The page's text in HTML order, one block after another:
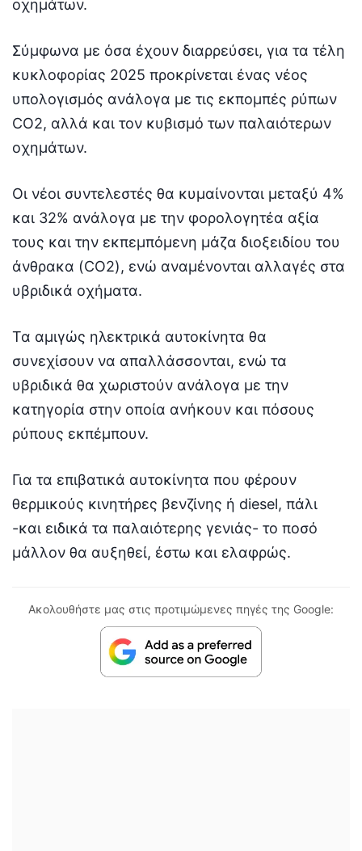
οχημάτων.
Σύμφωνα με όσα έχουν διαρρεύσει, για τα τέλη
κυκλοφορίας 2025 προκρίνεται ένας νέος
υπολογισμός ανάλογα με τις εκπομπές ρύπων
CO2, αλλά και τον κυβισμό των παλαιότερων
οχημάτων.
Οι νέοι συντελεστές θα κυμαίνονται μεταξύ 4%
και 32% ανάλογα με την φορολογητέα αξία
τους και την εκπεμπόμενη μάζα διοξειδίου του
άνθρακα (CO2), ενώ αναμένονται αλλαγές στα
υβριδικά οχήματα.
Τα αμιγώς ηλεκτρικά αυτοκίνητα θα
συνεχίσουν να απαλλάσσονται, ενώ τα
υβριδικά θα χωριστούν ανάλογα με την
κατηγορία στην οποία ανήκουν και πόσους
ρύπους εκπέμπουν.
Για τα επιβατικά αυτοκίνητα που φέρουν
θερμικούς κινητήρες βενζίνης ή diesel, πάλι
-και ειδικά τα παλαιότερης γενιάς- το ποσό
μάλλον θα αυξηθεί, έστω και ελαφρώς.
Ακολουθήστε μας στις προτιμώμενες πηγές της Google: